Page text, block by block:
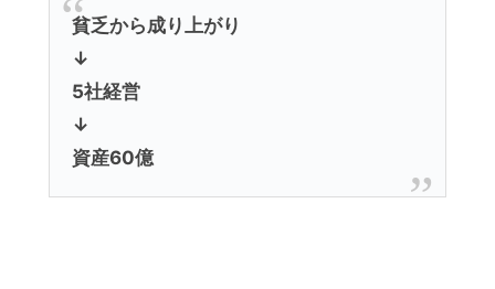
貧乏から成り上がり
↓
5社経営
↓
資産60億